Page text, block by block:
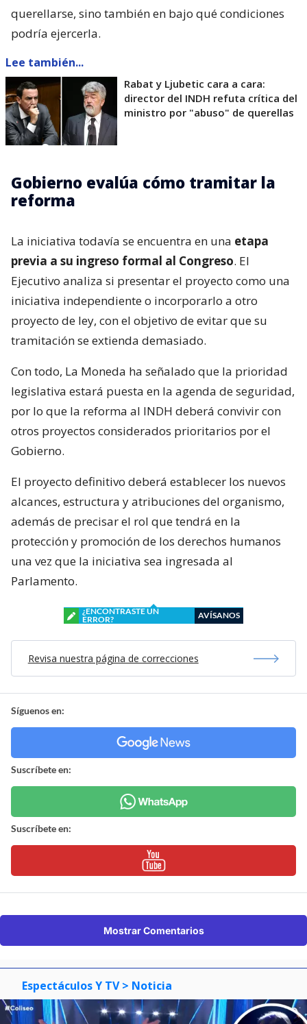
querellarse, sino también en bajo qué condiciones
podría ejercerla.
Lee también...
Rabat y Ljubetic cara a cara:
director del INDH refuta crítica del
ministro por "abuso" de querellas
Gobierno evalúa cómo tramitar la
reforma
La iniciativa todavía se encuentra en una etapa
previa a su ingreso formal al Congreso. El
Ejecutivo analiza si presentar el proyecto como una
iniciativa independiente o incorporarlo a otro
proyecto de ley, con el objetivo de evitar que su
tramitación se extienda demasiado.
Con todo, La Moneda ha señalado que la prioridad
legislativa estará puesta en la agenda de seguridad,
por lo que la reforma al INDH deberá convivir con
otros proyectos considerados prioritarios por el
Gobierno.
El proyecto definitivo deberá establecer los nuevos
alcances, estructura y atribuciones del organismo,
además de precisar el rol que tendrá en la
protección y promoción de los derechos humanos
una vez que la iniciativa sea ingresada al
Parlamento.
¿ENCONTRASTE UN
ERROR?
AVÍSANOS
Revisa nuestra página de correcciones
Síguenos en:
Suscríbete en:
Suscríbete en:
Mostrar Comentarios
Espectáculos Y TV > Noticia